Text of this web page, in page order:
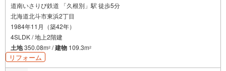
道南いさりび鉄道 「久根別」駅 徒歩5分
北海道北斗市東浜2丁目
1984年11月（築42年）
4SLDK / 地上2階建
土地350.08m2 /建物 109.3m2
リフォーム